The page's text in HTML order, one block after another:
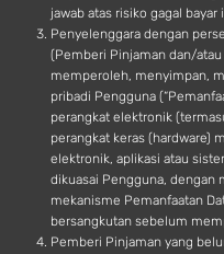
jawab atas risiko gagal bayar
Penyelenggara dengan
(Pemberi Pinjaman dan/
memperoleh, menyimpan,
pribadi Pengguna
perangkat elektronik
perangkat keras (hardware)
elektronik, aplikasi atau
dikuasai Pengguna, dengan
mekanisme Pemanfaatan
bersangkutan sebelum
Pemberi Pinjaman yang